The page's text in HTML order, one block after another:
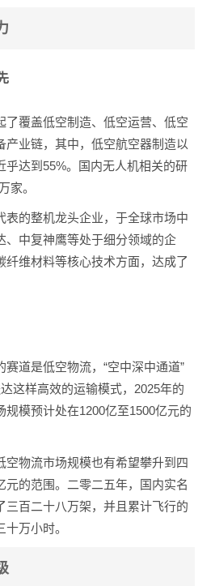
了覆盖低空制造、低空运营、低空
产业链，其中，低空航空器制造以
乎达到55%。国内无人机相关的研
家。
表的整机龙头企业，于全球市场中
、中复神鹰等处于细分领域的企
纤维材料等核心技术方面，达成了
道是低空物流，“空中深中通道”
这样高效的运输模式，2025年的
规模预计处在1200亿至1500亿元的
空物流市场规模也有希望攀升到四
元的范围。二零二五年，国内实名
三百二十八万架，并且累计飞行的
万小时。